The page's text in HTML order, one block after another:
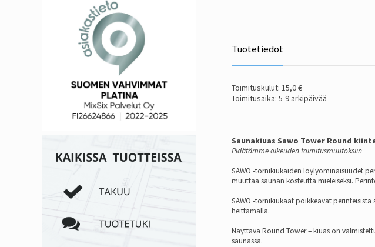
Tuotetiedot
Toimituskulut: 15,0 €
Toimitusaika: 5-9 arkipäivää
Saunakiuas Sawo Tower Round
Pidätämme oikeuden toimitusmuutoksiin
SAWO -tornikiukaiden löylyominaisuudet
muuttaa saunan kosteutta mieleiseksi.
SAWO -tornikiukaat poikkeavat
heittämällä.
Näyttävä Round Tower – kiuas on
saunassa.